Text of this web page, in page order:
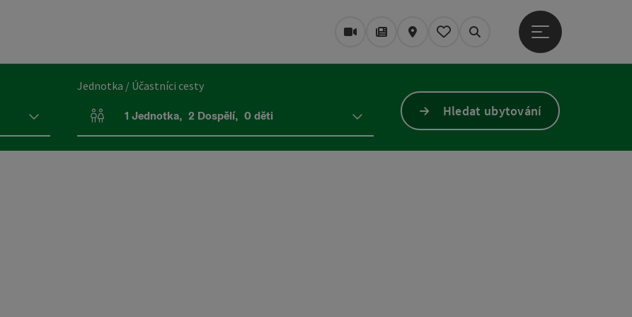
Webové kamery
Časopis/Blog
MapaZapamatované
Vyhledávání
Otevřít hlavní
Jednotka / Účastníci cesty
Počet jednotek a polí pro osoby
1 Jednotka, 2 Dospělí, 0 děti Hledat ubytování